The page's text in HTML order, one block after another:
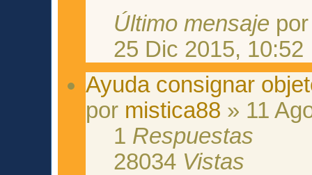
Último mensaje
25 Dic 2015, 10:52
Ayuda consignar
por mistica88 » 11
1 Respuestas
28034 Vistas